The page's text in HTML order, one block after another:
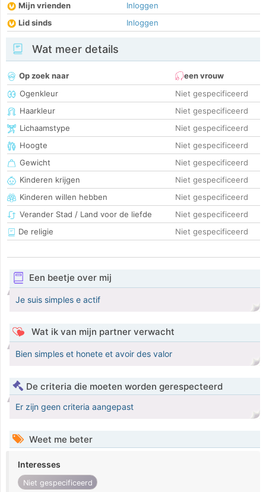
Mijn vrienden
Inloggen
Lid sinds
Inloggen
Wat meer details
Op zoek naar
een vrouw
Ogenkleur
Niet gespecificeerd
Haarkleur
Niet gespecificeerd
Lichaamstype
Niet gespecificeerd
Hoogte
Niet gespecificeerd
Gewicht
Niet gespecificeerd
Kinderen krijgen
Niet gespecificeerd
Kinderen willen hebben
Niet gespecificeerd
Verander Stad / Land voor de liefde
Niet gespecificeerd
De religie
Niet gespecificeerd
Een beetje over mij
Je suis simples e actif
Wat ik van mijn partner verwacht
Bien simples et honete et avoir des valor
De criteria die moeten worden gerespecteerd
Er zijn geen criteria aangepast
Weet me beter
Interesses
Niet gespecificeerd